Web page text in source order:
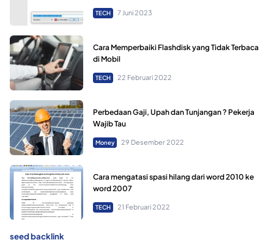
TECH 7 Juni 2023
Cara Memperbaiki Flashdisk yang Tidak Terbaca
di Mobil
TECH 22 Februari 2022
Perbedaan Gaji, Upah dan Tunjangan ? Pekerja
Wajib Tau
Money 29 Desember 2022
Cara mengatasi spasi hilang dari word 2010 ke
word 2007
TECH 21 Februari 2022
seed backlink